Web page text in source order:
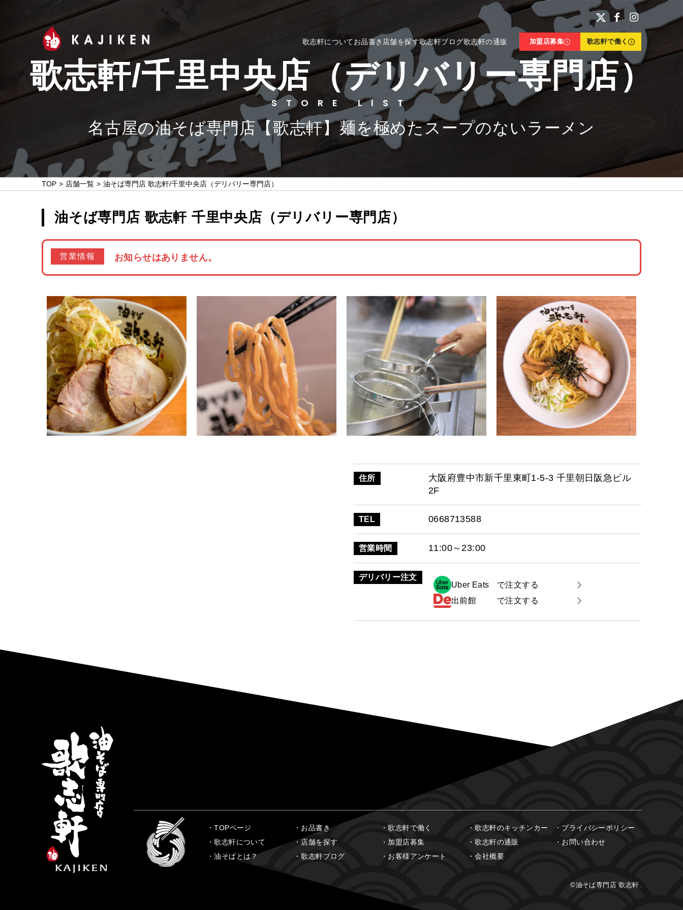
歌志軒についてお品書き店舗を探す歌志軒ブログ歌志軒の通販 加盟店募集 歌志軒で働く
歌志軒/千里中央店（デリバリー専門店）
STORE LIST
名古屋の油そば専門店【歌志軒】麺を極めたスープのないラーメン
TOP 店舗一覧 油そば専門店 歌志軒/千里中央店（デリバリー専門店）
油そば専門店 歌志軒 千里中央店（デリバリー専門店）
営業情報 お知らせはありません。
住所
大阪府豊中市新千里東町1-5-3 千里朝日阪急ビル
2F
TEL 0668713588
営業時間 11:00～23:00
デリバリー注文
Uber Eats
で注文する
出前館
で注文する
TOPページ お品書き 歌志軒で働く 歌志軒のキッチンカー
プライバシーポリシー
歌志軒について
店舗を探す 加盟店募集 歌志軒の通販
お問い合わせ
油そばとは？
歌志軒ブログ お客様アンケート 会社概要
©油そば専門店 歌志軒.